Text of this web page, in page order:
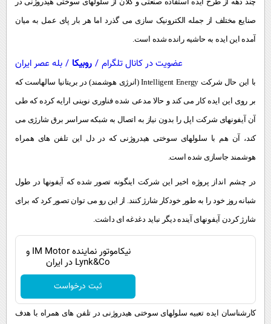
صنایع مختلف از جمله الکترونیک سازی می گذرد اما هر بار پای عمل به میان
آمده این ایده به حاشیه رانده شده است.
عضویت در کانال تلگرام / روبیکا / بله عصر ایران
با این حال شرکتIntelligent Energy(انرژی هوشمند) در بریتانیا سالهاست که
بر روی این ایده کار می کند و حالا مدعی شده فناوری نوینی ارایه کرده که طی
آن آیفونهای شرکت اپل را بدون نیاز به اتصال به شبکه سراسر برق شارژی می
کند، آن هم با سلولهای سوختی هیدروژنی که در دل این تلفن های همراه
هوشمند جاسازی شده است.
در چشم انداز پروژه اخیر این شرکت اینگونه تصور شده که آیفونها در طول
شبانه روز خود را به طور خودکار شارژ کنند. از این رو می توان تصور کرد که برای
شارژ کردن آیفونهای آینده دیگر نباید دغدغه ای داشت.
نیکاموتور نماینده IM Motor و
Lynk&Co در ایران
ثبت درخواست
کارشناسان ایده تعبیه سلولهای سوختی هیدروژنی در تلفن های همراه با هدف